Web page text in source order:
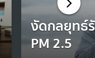
งัดกลยุทธ์
PM 2.5